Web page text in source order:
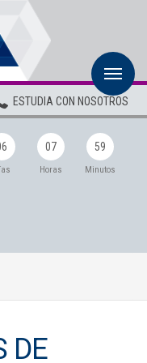
ESTUDIA CON NOSOTROS
07
Horas
59
Minutos
DE